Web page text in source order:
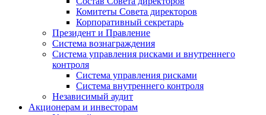
Комитеты Совета директоров
Корпоративный секретарь
Президент и Правление
Система вознаграждения
Система управления рисками и внутреннего
контроля
Система управления рисками
Система внутреннего контроля
Независимый аудит
Акционерам и инвесторам